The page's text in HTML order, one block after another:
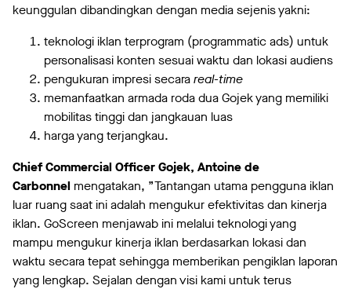
keunggulan dibandingkan dengan media sejenis yakni:
teknologi iklan terprogram (programmatic ads) untuk
personalisasi konten sesuai waktu dan lokasi audiens
pengukuran impresi secarareal-time
memanfaatkan armada roda dua Gojek yang memiliki
mobilitas tinggi dan jangkauan luas
harga yang terjangkau.
Chief Commercial Officer Gojek, Antoine de
Carbonnel mengatakan, ”Tantangan utama pengguna iklan
luar ruang saat ini adalah mengukur efektivitas dan kinerja
iklan. GoScreen menjawab ini melalui teknologi yang
mampu mengukur kinerja iklan berdasarkan lokasi dan
waktu secara tepat sehingga memberikan pengiklan laporan
yang lengkap. Sejalan dengan visi kami untuk terus